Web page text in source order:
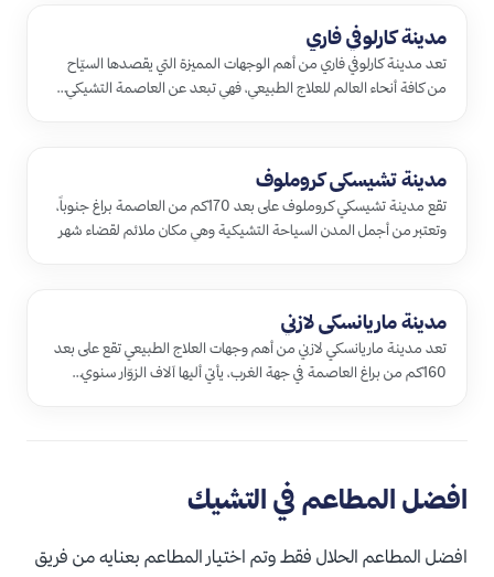
مدينة كارلوفي فاري
تعد مدينة كارلوفي فاري من أهم الوجهات المميزة التي يقصدها السيّاح
من كافة أنحاء العالم للعلاج الطبيعي، فهي تبعد عن العاصمة التشيكي…
مدينة تشيسكي كروملوف
تقع مدينة تشيسكي كروملوف على بعد 170كم من العاصمة براغ جنوباً،
وتعتبر من أجمل المدن السياحة التشيكية وهي مكان ملائم لقضاء شهر
مدينة ماريانسكي لازني
تعد مدينة ماريانسكي لازني من أهم وجهات العلاج الطبيعي تقع على بعد
160كم من براغ العاصمة في جهة الغرب، يأتي أليها آلاف الزوّار سنوي…
افضل المطاعم في التشيك
افضل المطاعم الحلال فقط وتم اختيار المطاعم بعنايه من فريق